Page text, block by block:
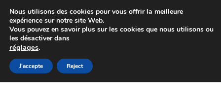
Colissimo livraison à partir de 7 EUR
Du lundi au vendredi de 9 h à 16 h
Aller
à
Aller
au
Nous utilisons des cookies pour vous offrir la meilleure
expérience sur notre site Web.
Vous pouvez en savoir plus sur les cookies que nous utilisons ou
les désactiver dans
réglages.
J'accepte Reject